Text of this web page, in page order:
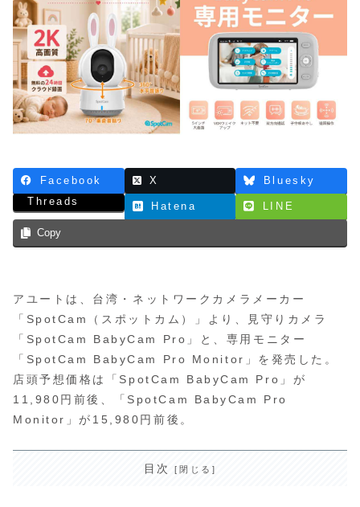
Facebook X
Bluesky
Threads
Hatena LINE
Copy
アユートは、台湾・ネットワークカメラメーカー
「SpotCam（スポットカム）」より、見守りカメラ
「SpotCam BabyCam Pro」と、専用モニター
「SpotCam BabyCam Pro Monitor」を発売した。
店頭予想価格は「SpotCam BabyCam Pro」が
11,980円前後、「SpotCam BabyCam Pro
Monitor」が15,980円前後。
目次